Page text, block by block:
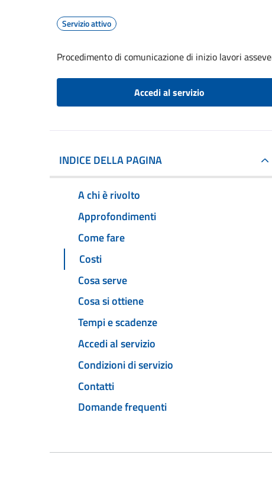
Servizio attivo
Procedimento di comunicazione di inizio lavori
Accedi al servizio
INDICE DELLA PAGINA
A chi è rivolto
Approfondimenti
Come fare
Costi
Cosa serve
Cosa si ottiene
Tempi e scadenze
Accedi al servizio
Condizioni di servizio
Contatti
Domande frequenti